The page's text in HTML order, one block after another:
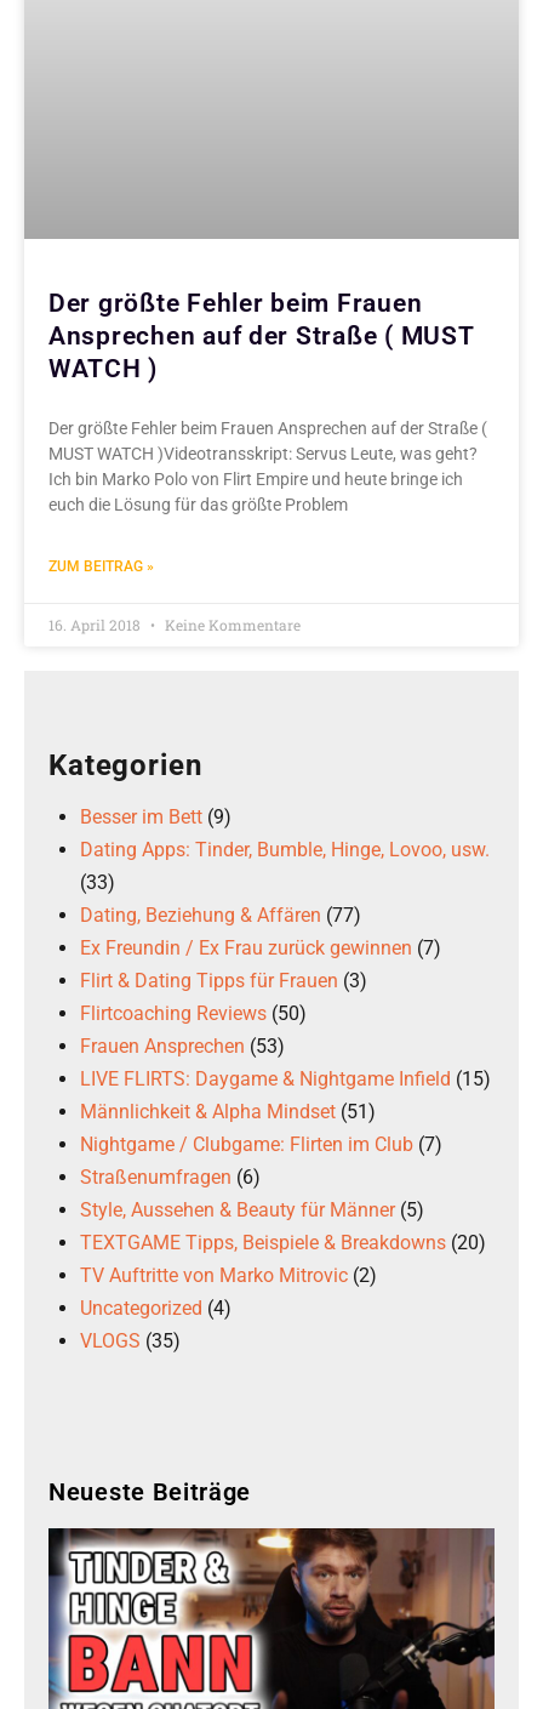
Der größte Fehler beim Frauen
Ansprechen auf der Straße ( MUST
WATCH )
Der größte Fehler beim Frauen Ansprechen auf der Straße (
MUST WATCH )Videotransskript: Servus Leute, was geht?
Ich bin Marko Polo von Flirt Empire und heute bringe ich
euch die Lösung für das größte Problem
ZUM BEITRAG »
16. April 2018 Keine Kommentare
Kategorien
Besser im Bett (9)
Dating Apps: Tinder, Bumble, Hinge, Lovoo, usw.
(33)
Dating, Beziehung & Affären (77)
Ex Freundin / Ex Frau zurück gewinnen (7)
Flirt & Dating Tipps für Frauen (3)
Flirtcoaching Reviews (50)
Frauen Ansprechen (53)
LIVE FLIRTS: Daygame & Nightgame Infield (15)
Männlichkeit & Alpha Mindset (51)
Nightgame / Clubgame: Flirten im Club (7)
Straßenumfragen (6)
Style, Aussehen & Beauty für Männer(5)
TEXTGAME Tipps, Beispiele & Breakdowns (20)
TV Auftritte von Marko Mitrovic (2)
Uncategorized (4)
VLOGS (35)
Neueste Beiträge